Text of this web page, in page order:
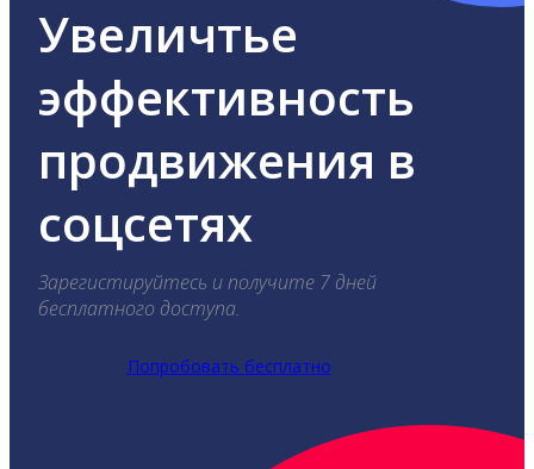
Увеличтье
эффективность
продвижения в
соцсетях
Зарегистируйтесь и получите 7 дней
бесплатного доступа.
Попробовать бесплатно